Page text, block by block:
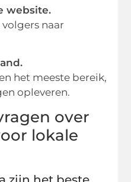
website.
naar
het meeste bereik,
opleveren.
over
lokale